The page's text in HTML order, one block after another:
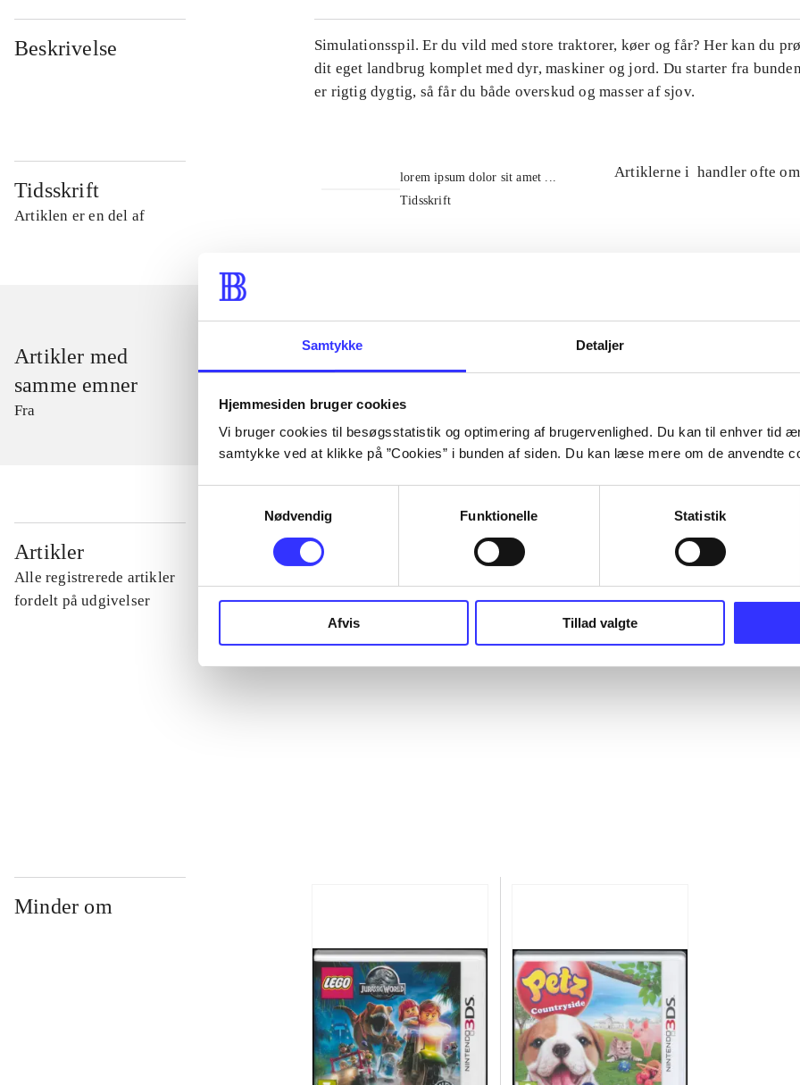
Samtykke Detaljer
Hjemmesiden bruger cookies
Vi bruger cookies til besøgsstatistik og optimering af brugervenlighed. Du kan til enhver tid
samtykke ved at klikke på ”Cookies” i bunden af siden. Du kan læse mere om de anvendte
Nødvendig
Funktionelle Statistik
Afvis Tillad valgte
Beskrivelse
Simulationsspil. Er du vild med store traktorer, køer og får? Her kan du
dit eget landbrug komplet med dyr, maskiner og jord. Du starter fra
er rigtig dygtig, så får du både overskud og masser af sjov.
Tidsskrift
Artiklen er en del af
lorem ipsum dolor sit amet ...
Tidsskrift
Artiklerne i handler ofte om
Artikler med
samme emner
Fra
Artikler
Alle registrerede artikler
fordelt på udgivelser
...
...
Minder om